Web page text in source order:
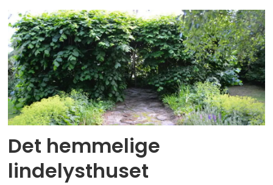
Det hemmelige
lindelysthuset